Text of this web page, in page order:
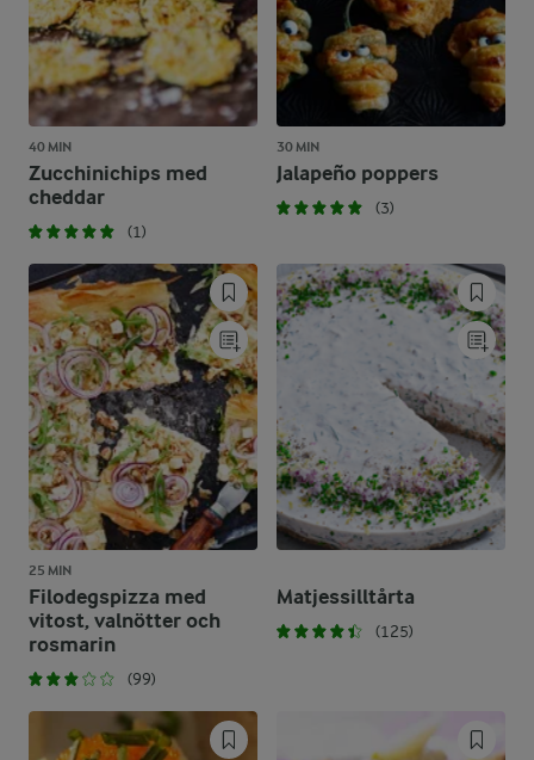
40 MIN
Zucchinichips med
cheddar
(1)
30 MIN
Jalapeño poppers
(3)
25 MIN
Filodegspizza med
vitost, valnötter och
rosmarin
(99)
Matjessilltårta
(125)